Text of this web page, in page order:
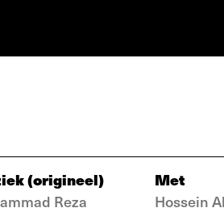
(origineel)
Reza
Met
Hossein